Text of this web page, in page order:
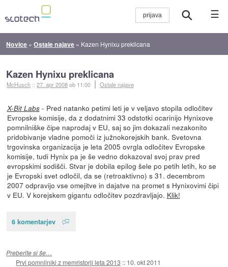
☰
Novice »Ostale najave » Kazen Hynixu preklicana
Kazen Hynixu preklicana
McHusch ::27. apr 2008ob 11:00 Ostale najave
X-Bit Labs- Pred natanko petimi leti je v veljavo stopila odločitev
Evropske komisije, da z dodatnimi 33 odstotki ocarinijo Hynixove
pomnilniške čipe naprodaj v EU, saj so jim dokazali nezakonito
pridobivanje vladne pomoči iz južnokorejskih bank. Svetovna
trgovinska organizacija je leta 2005 ovrgla odločitev Evropske
komisije, tudi Hynix pa je še vedno dokazoval svoj prav pred
evropskimi sodišči. Stvar je dobila epilog šele po petih letih, ko se
je Evropski svet odločil, da se (retroaktivno) s 31. decembrom
2007 odpravijo vse omejitve in dajatve na promet s Hynixovimi čipi
v EU. V korejskem gigantu odločitev pozdravljajo. Klik!
6 komentarjev
Preberite si še…
Prvi pomnilniki z memristorji leta 2013 :: 10. okt 2011